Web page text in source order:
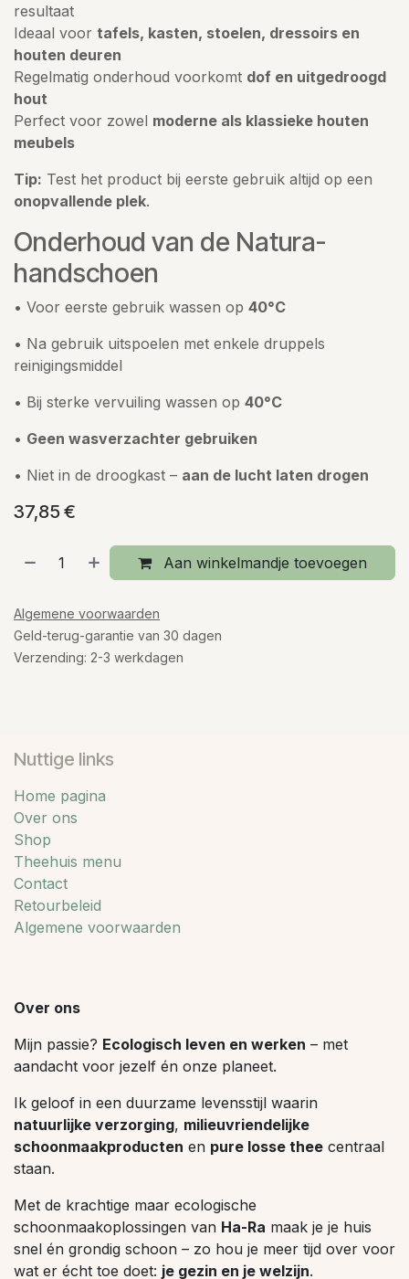
resultaat
Ideaal voor tafels, kasten, stoelen, dressoirs en
houten deuren
Regelmatig onderhoud voorkomt dof en uitgedroogd
hout
Perfect voor zowel moderne als klassieke houten
meubels
Tip: Test het product bij eerste gebruik altijd op een
onopvallende plek.
Onderhoud van de Natura-
handschoen
• Voor eerste gebruik wassen op 40°C
• Na gebruik uitspoelen met enkele druppels
reinigingsmiddel
• Bij sterke vervuiling wassen op 40°C
• Geen wasverzachter gebruiken
• Niet in de droogkast – aan de lucht laten drogen
37,85 €
Aan winkelmandje toevoegen
Algemene voorwaarden
Geld-terug-garantie van 30 dagen
Verzending: 2-3 werkdagen
Nuttige links
Home pagina
Over ons
Shop
Theehuis menu
Contact
Retourbeleid
Algemene voorwaarden
Over ons
Mijn passie? Ecologisch leven en werken – met
aandacht voor jezelf én onze planeet.
Ik geloof in een duurzame levensstijl waarin
natuurlijke verzorging, milieuvriendelijke
schoonmaakproducten en pure losse thee centraal
staan.
Met de krachtige maar ecologische
schoonmaakoplossingen van Ha-Ra maak je je huis
snel én grondig schoon – zo hou je meer tijd over voor
wat er écht toe doet: je gezin en je welzijn.